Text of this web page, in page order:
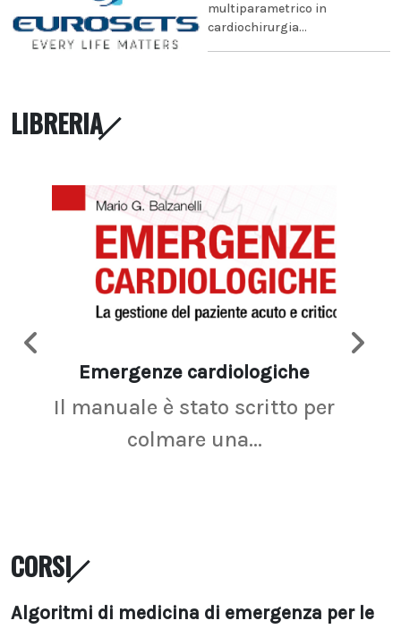
multiparametrico in
cardiochirurgia...
LIBRERIA
Emergenze cardiologiche
Il manuale è stato scritto per
colmare una...
CORSI
Algoritmi di medicina di emergenza per le